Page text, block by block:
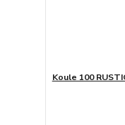
Koule 100